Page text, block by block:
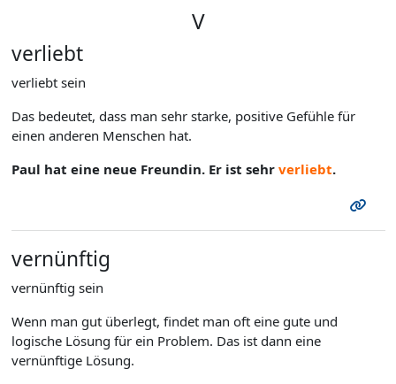
V
verliebt
verliebt sein
Das bedeutet, dass man sehr starke, positive Gefühle für
einen anderen Menschen hat.
Paul hat eine neue Freundin. Er ist sehr verliebt.
vernünftig
vernünftig sein
Wenn man gut überlegt, findet man oft eine gute und
logische Lösung für ein Problem. Das ist dann eine
vernünftige Lösung.